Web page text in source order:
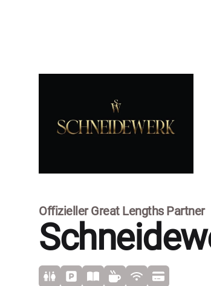
Offizieller Great Lengths Partner